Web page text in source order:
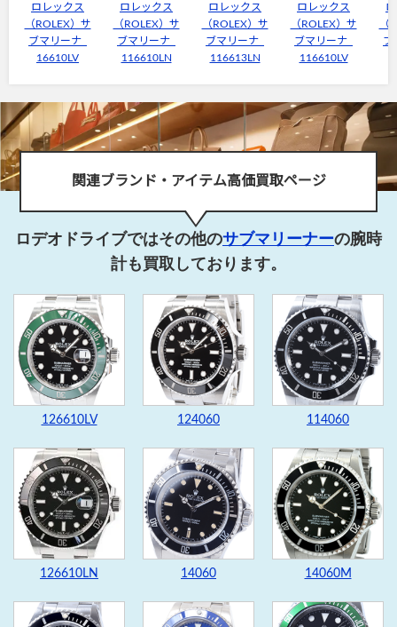
ロレックス
（ROLEX）サ
ブマリーナ
16610LV
ロレックス
（ROLEX）サ
ブマリーナ
116610LN
ロレックス
（ROLEX）サ
ブマリーナ
116613LN
ロレックス
（ROLEX）サ
ブマリーナ
116610LV
（
ブ
関連ブランド・アイテム高価買取ページ
ロデオドライブではその他のサブマリーナーの腕時
計も買取しております。
126610LV 124060 114060
126610LN 14060 14060M